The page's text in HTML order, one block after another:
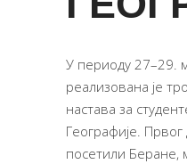
У периоду 27–29.
реализована је
настава за
Географије. Првог
посетили Беране,